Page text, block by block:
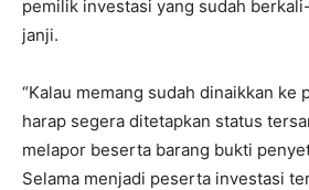
pemilik investasi yang sudah
janji.
“Kalau memang sudah dinaikkan ke
harap segera ditetapkan status
melapor beserta barang bukti
Selama menjadi peserta investasi